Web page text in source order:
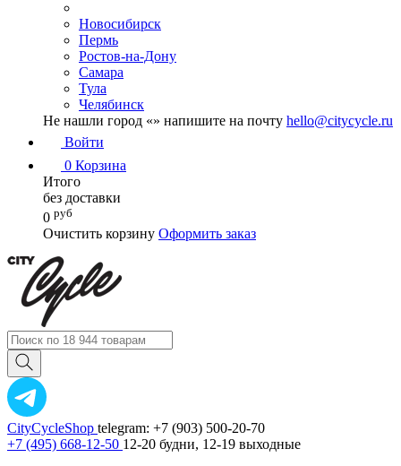
Новосибирск
Пермь
Ростов-на-Дону
Самара
Тула
Челябинск
Не нашли город «» напишите на почту hello@citycycle.ru
Войти
0 Корзина
Итого
без доставки
0 руб
Очистить корзину Оформить заказ
CityCycleShop telegram: +7 (903) 500-20-70
+7 (495) 668-12-50 12-20 будни, 12-19 выходные